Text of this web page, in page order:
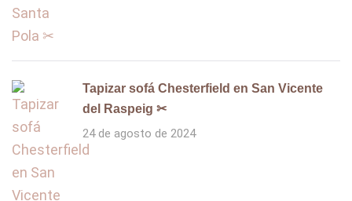
Tapizar sofá Chesterfield en San Vicente
del Raspeig ✂
24 de agosto de 2024